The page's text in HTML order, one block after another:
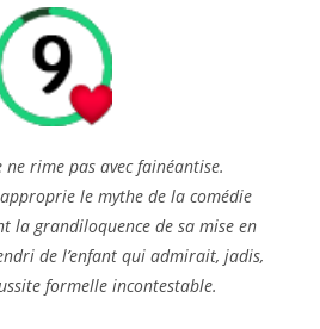
rime pas avec fainéantise.
le mythe de la comédie
la grandiloquence de sa mise en
de l’enfant qui admirait, jadis,
formelle incontestable.